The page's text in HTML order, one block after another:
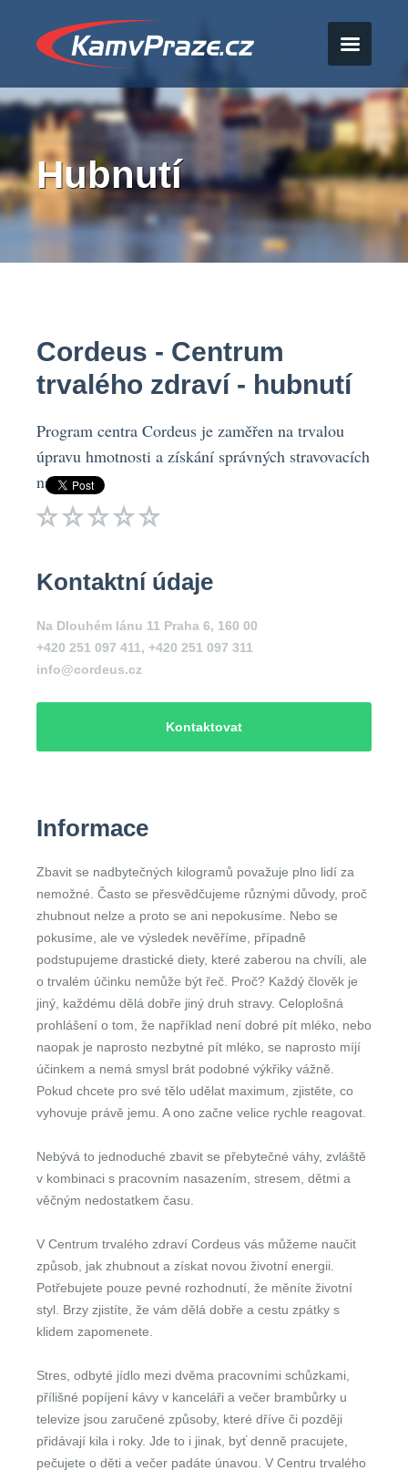
Hubnutí
Cordeus - Centrum
trvalého zdraví - hubnutí
Program centra Cordeus je zaměřen na trvalou
úpravu hmotnosti a získání správných stravovacích
návyků.
Kontaktní údaje
Na Dlouhém lánu 11 Praha 6, 160 00
+420 251 097 411, +420 251 097 311
info@cordeus.cz
Kontaktovat
Informace
Zbavit se nadbytečných kilogramů považuje plno lidí za
nemožné. Často se přesvědčujeme různými důvody, proč
zhubnout nelze a proto se ani nepokusíme. Nebo se
pokusíme, ale ve výsledek nevěříme, případně
podstupujeme drastické diety, které zaberou na chvíli, ale
o trvalém účinku nemůže být řeč. Proč? Každý člověk je
jiný, každému dělá dobře jiný druh stravy. Celoplošná
prohlášení o tom, že například není dobré pít mléko, nebo
naopak je naprosto nezbytné pít mléko, se naprosto míjí
účinkem a nemá smysl brát podobné výkřiky vážně.
Pokud chcete pro své tělo udělat maximum, zjistěte, co
vyhovuje právě jemu. A ono začne velice rychle reagovat.
Nebývá to jednoduché zbavit se přebytečné váhy, zvláště
v kombinaci s pracovním nasazením, stresem, dětmi a
věčným nedostatkem času.
V Centrum trvalého zdraví Cordeus vás můžeme naučit
způsob, jak zhubnout a získat novou životní energii.
Potřebujete pouze pevné rozhodnutí, že měníte životní
styl. Brzy zjistíte, že vám dělá dobře a cestu zpátky s
klidem zapomenete.
Stres, odbyté jídlo mezi dvěma pracovními schůzkami,
přílišné popíjení kávy v kanceláři a večer brambůrky u
televize jsou zaručené způsoby, které dříve či později
přidávají kila i roky. Jde to i jinak, byť denně pracujete,
pečujete o děti a večer padáte únavou. V Centru trvalého